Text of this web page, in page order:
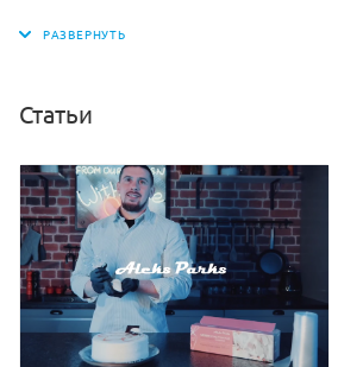
Количество слоев: 1
Минимальное количество для заказа: 1
Производитель: Россия
Статьи